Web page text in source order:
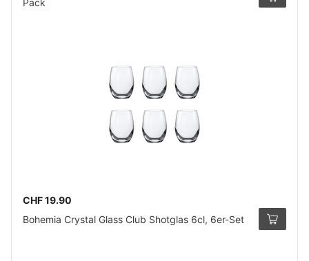
Pack
CHF 19.90
Bohemia Crystal Glass Club Shotglas 6cl, 6er-Set